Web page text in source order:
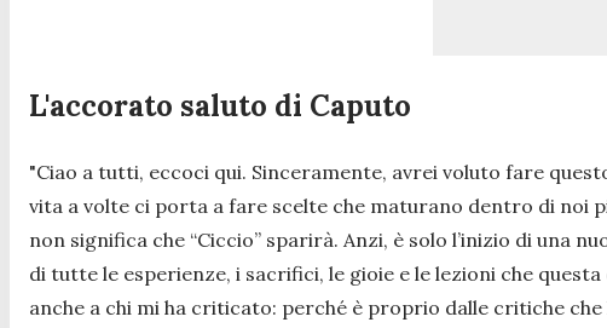
L'accorato saluto di Caputo
"Ciao a tutti, eccoci qui. Sinceramente, avrei voluto fare
vita a volte ci porta a fare scelte che maturano dentro di noi
non significa che “Ciccio” sparirà. Anzi, è solo l’inizio di una
di tutte le esperienze, i sacrifici, le gioie e le lezioni che
anche a chi mi ha criticato: perché è proprio dalle critiche